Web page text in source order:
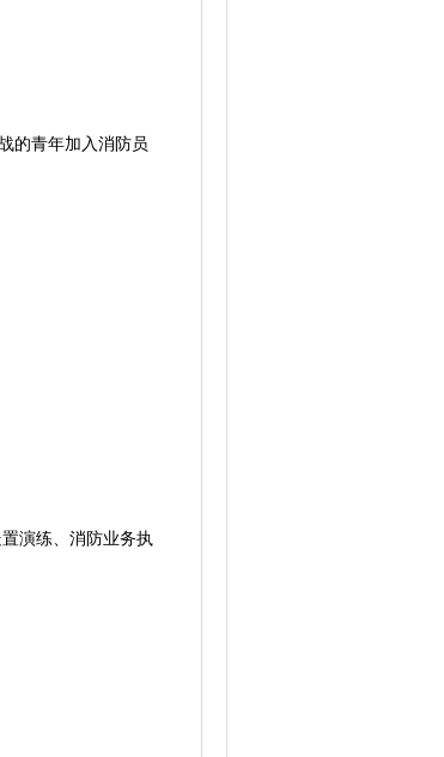
的青年加入消防员
演练、消防业务执